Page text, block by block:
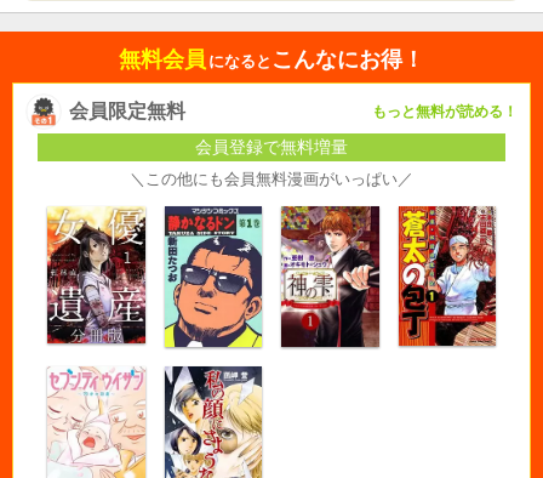
無料会員 になると こんなにお得！
会員限定無料 もっと無料が読める！
会員登録で無料増量
＼この他にも会員無料漫画がいっぱい／